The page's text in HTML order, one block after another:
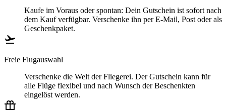
Kaufe im Voraus oder spontan: Dein Gutschein ist sofort nach
dem Kauf verfügbar. Verschenke ihn per E-Mail, Post oder als
Geschenkpaket.
Freie Flugauswahl
Verschenke die Welt der Fliegerei. Der Gutschein kann für
alle Flüge flexibel und nach Wunsch der Beschenkten
eingelöst werden.